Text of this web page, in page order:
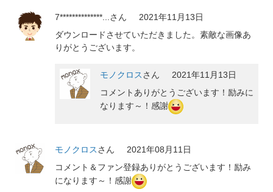
7**************... さん
2021年11月13日
ダウンロードさせていただきました。素敵な画像あ
りがとうございます。
モノクロス さん
2021年11月13日
コメントありがとうございます！励みに
なります～！感謝
モノクロスさん
2021年08月11日
コメント＆ファン登録ありがとうございます！励み
になります～！感謝